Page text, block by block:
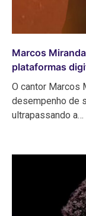
Marcos
plataformas
O cantor Marcos
desempenho de
ultrapassando a…